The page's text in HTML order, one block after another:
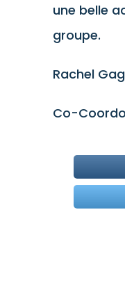
une belle
groupe.
Rachel
Co-